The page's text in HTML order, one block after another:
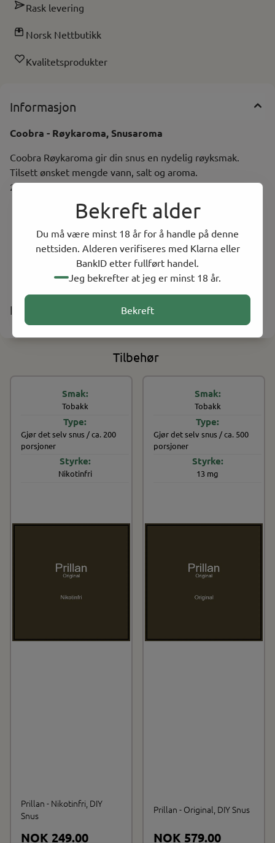
Bekreft alder
Du må være minst 18 år for å handle på denne
nettsiden. Alderen verifiseres med Klarna eller
BankID etter fullført handel.
Jeg bekrefter at jeg er minst 18 år.
Bekreft
Rask levering
Norsk Nettbutikk
Kvalitetsprodukter
Informasjon
Coobra - Røykaroma, Snusaroma
Coobra Røykaroma gir din snus en nydelig røyksmak.
Tilsett ønsket mengde vann, salt og aroma.
2-3 døgn i kjøleskapet gir beste resultat mht. smak.
Aroma til snus
Innhold 25 ml. Holder til ca. 1kg snus.
Smak av røykaroma
Produsent
Tilbehør
Prillan - Nikotinfri, DIY
Snus
NOK 249.00
Tobakk
Gjør det selv snus / ca. 200
porsjoner
Nikotinfri
Prillan - Original, DIY Snus
NOK 579.00
Tobakk
Gjør det selv snus / ca. 500
porsjoner
13 mg